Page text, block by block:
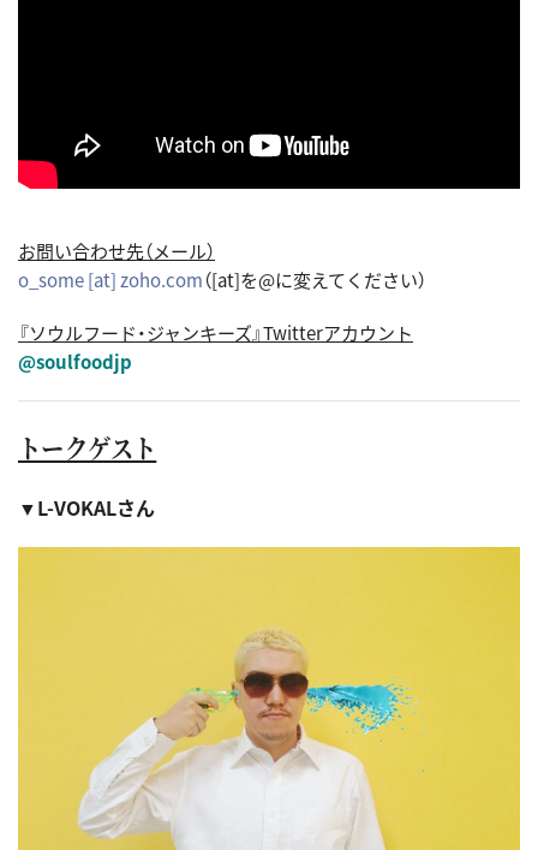
お問い合わせ先（メール）
o_some [at] zoho.com（[at]を@に変えてください）
『ソウルフード・ジャンキーズ』Twitterアカウント
@soulfoodjp
トークゲスト
▼L-VOKALさん